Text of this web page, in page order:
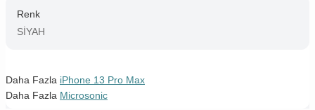
Renk
SİYAH
Daha Fazla iPhone 13 Pro Max
Daha Fazla Microsonic